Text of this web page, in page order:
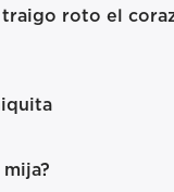
traigo roto el